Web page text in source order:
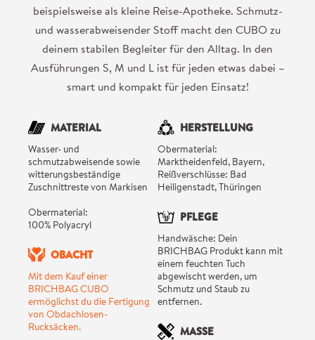
beispielsweise als kleine Reise-Apotheke. Schmutz-
und wasserabweisender Stoff macht den CUBO zu
deinem stabilen Begleiter für den Alltag. In den
Ausführungen S, M und L ist für jeden etwas dabei –
smart und kompakt für jeden Einsatz!
MATERIAL
Wasser- und
schmutzabweisende sowie
witterungsbeständige
Zuschnittreste von Markisen
Obermaterial:
100% Polyacryl
OBACHT
Mit dem Kauf einer
BRICHBAG CUBO
ermöglichst du die Fertigung
von Obdachlosen-
Rucksäcken.
HERSTELLUNG
Obermaterial:
Marktheidenfeld, Bayern,
Reißverschlüsse: Bad
Heiligenstadt, Thüringen
PFLEGE
Handwäsche: Dein
BRICHBAG Produkt kann mit
einem feuchten Tuch
abgewischt werden, um
Schmutz und Staub zu
entfernen.
MASSE